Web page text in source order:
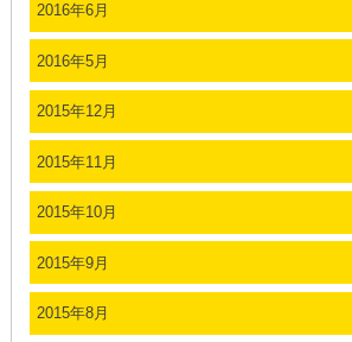
2016年6月
2016年5月
2015年12月
2015年11月
2015年10月
2015年9月
2015年8月